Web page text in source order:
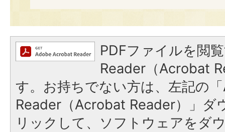
PDFファイルを閲
Reader（Acrobat
す。お持ちでない方は、左記の
Reader（Acrobat Reader）」ダ
リックして、ソフトウェアをダ